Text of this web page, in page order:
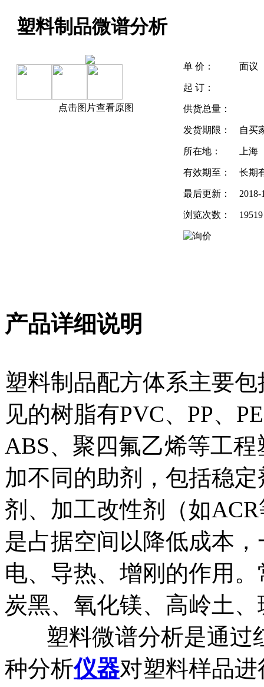
塑料制品微谱分析
点击图片查看原图
单 价： 面议
起 订：
供货总量：
发货期限： 自买
所在地： 上海
有效期至： 长期
最后更新： 2018-
浏览次数： 19519
产品详细说明
塑料制品配方体系主要
见的树脂有PVC、PP、
ABS、聚四氟乙烯等工
加不同的助剂，包括稳
剂、加工改性剂（如
是占据空间以降低成本
电、导热、增刚的作用
炭黑、氧化镁、高岭土
塑料微谱分析是通过
种分析仪器对塑料样品